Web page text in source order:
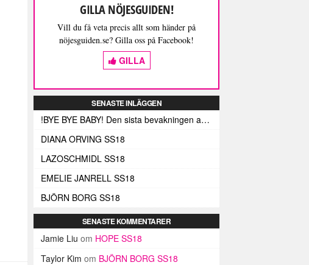
GILLA NÖJESGUIDEN!
Vill du få veta precis allt som händer på
nöjesguiden.se? Gilla oss på Facebook!
GILLA
SENASTE INLÄGGEN
!BYE BYE BABY! Den sista bevakningen av Fashion Week Stockholm – och med den de sista skrivna orden (här)
DIANA ORVING SS18
LAZOSCHMIDL SS18
EMELIE JANRELL SS18
BJÖRN BORG SS18
SENASTE KOMMENTARER
Jamie Liu om HOPE SS18
Taylor Kim om BJÖRN BORG SS18